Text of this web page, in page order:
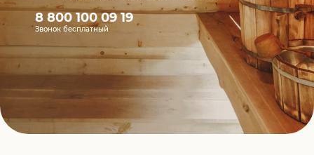
8 800 100 09 19
Звонок бесплатный